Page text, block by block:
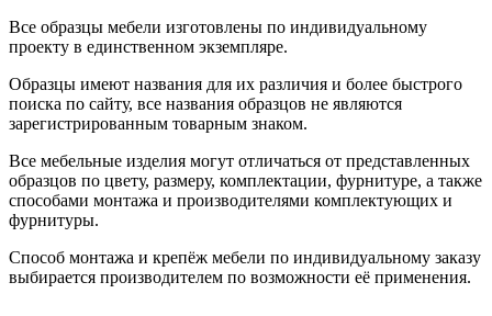
Все образцы мебели изготовлены по индивидуальному
проекту в единственном экземпляре.
Образцы имеют названия для их различия и более быстрого
поиска по сайту, все названия образцов не являются
зарегистрированным товарным знаком.
Все мебельные изделия могут отличаться от представленных
образцов по цвету, размеру, комплектации, фурнитуре, а также
способами монтажа и производителями комплектующих и
фурнитуры.
Способ монтажа и крепёж мебели по индивидуальному заказу
выбирается производителем по возможности её применения.